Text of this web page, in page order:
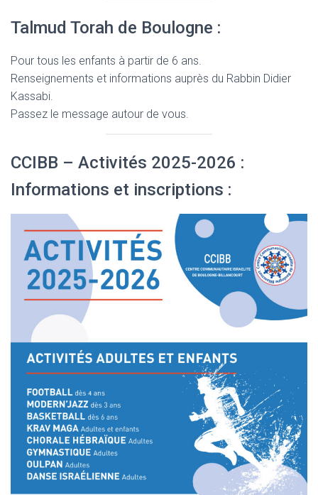
Talmud Torah de Boulogne :
Pour tous les enfants à partir de 6 ans.
Renseignements et informations auprès du Rabbin Didier
Kassabi.
Passez le message autour de vous.
CCIBB – Activités 2025-2026 :
Informations et inscriptions :